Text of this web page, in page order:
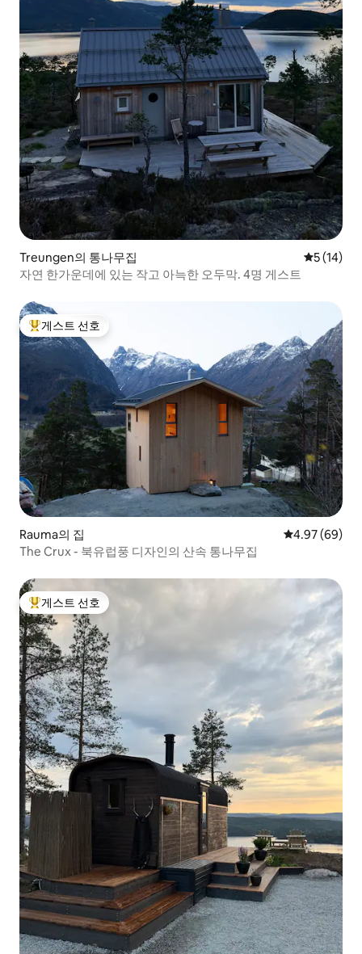
Treungen의 통나무집 평점 5점
5 (14)
자연 한가운데에 있는 작고 아늑한 오두막. 4명 게스트
상위 게스트 선호
게스트 선호
Rauma의 집 평점 4.97점(5
4.97 (69)
The Crux - 북유럽풍 디자인의 산속 통나무집
상위 게스트 선호
게스트 선호